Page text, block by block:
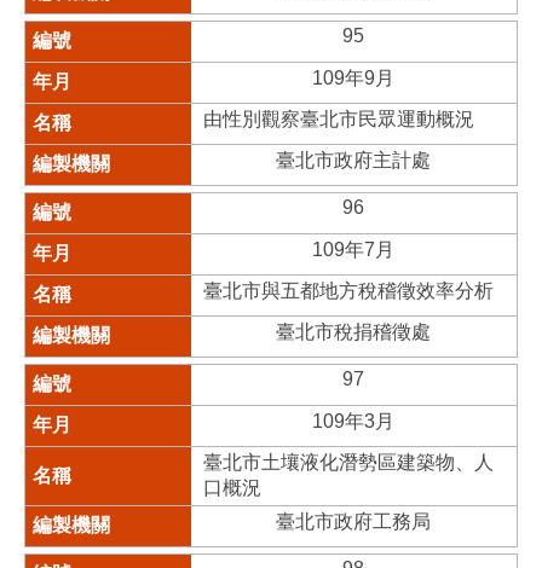
95
109年9月
由性別觀察臺北市民眾運動概況
臺北市政府主計處
96
109年7月
臺北市與五都地方稅稽徵效率分析
臺北市稅捐稽徵處
97
109年3月
臺北市土壤液化潛勢區建築物、人
口概況
臺北市政府工務局